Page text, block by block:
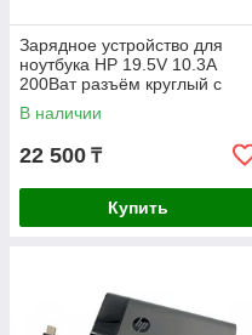
Зарядное устройство для
ноутбука HP 19.5V 10.3A
200Ват разъём круглый с
иглой 4.5x 3.0мм ORIGINAL
В наличии
22 500 ₸
Купить